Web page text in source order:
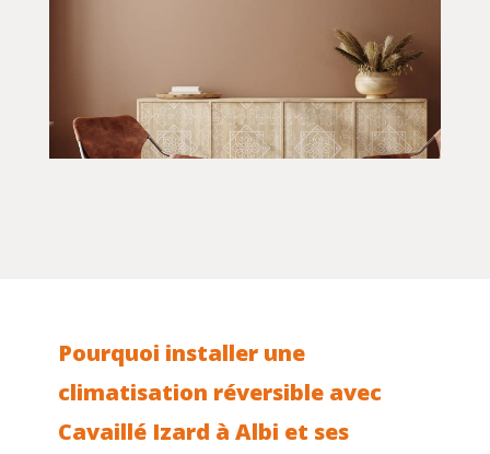
Pourquoi installer une
climatisation réversible avec
Cavaillé Izard à Albi et ses